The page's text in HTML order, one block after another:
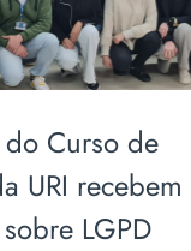
de
técnica em